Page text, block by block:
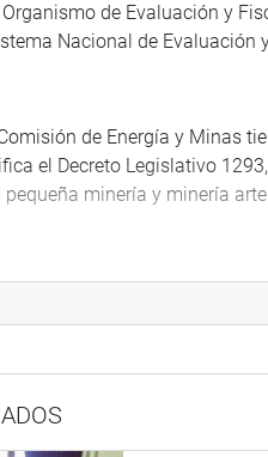
de Evaluación y
Nacional de Evaluación
de Energía y Minas
el Decreto Legislativo
minería y minería
el cual fue aprobado en el
19 de diciembre del
legislatura, la citada